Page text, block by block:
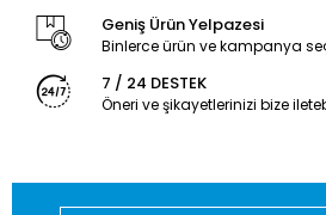
Geniş Ürün Yelpazesi
Binlerce ürün ve kampanya
7 / 24 DESTEK
Öneri ve şikayetlerinizi bize